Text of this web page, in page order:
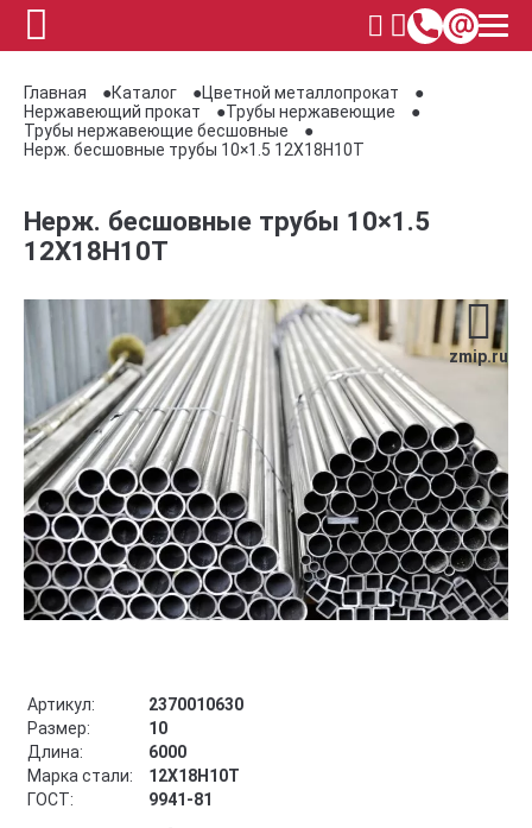
Главная Каталог
Цветной металлопрокат
Нержавеющий прокат
Трубы нержавеющие
Трубы нержавеющие бесшовные
Нерж. бесшовные трубы 10×1.5 12Х18Н10Т
Нерж. бесшовные трубы 10×1.5
12Х18Н10Т
zmip.ru
Артикул:
2370010630
Размер:
10
Длина:
6000
Марка стали:
12Х18Н10Т
ГОСТ:
9941-81